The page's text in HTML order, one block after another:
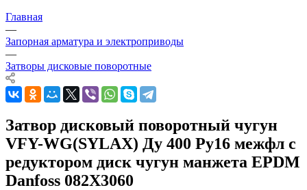
Главная
—
Запорная арматура и электроприводы
—
Затворы дисковые поворотные
Затвор дисковый поворотный чугун
VFY-WG(SYLAX) Ду 400 Ру16 межфл с
редуктором диск чугун манжета EPDM
Danfoss 082X3060